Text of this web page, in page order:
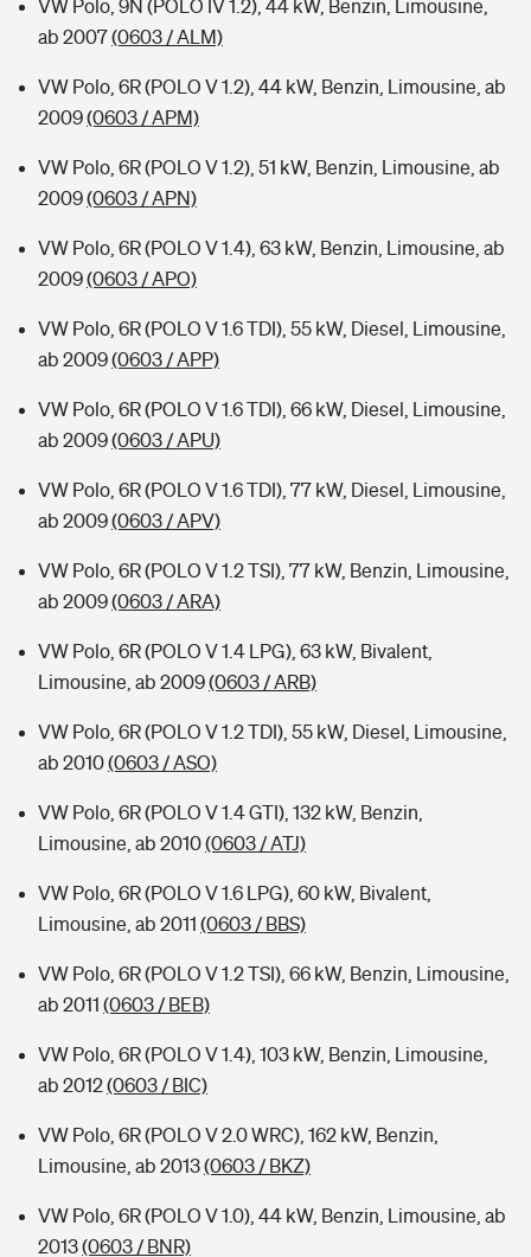
VW Polo, 9N (POLO IV 1.2), 44 kW, Benzin, Limousine,
ab 2007(0603 / ALM)
VW Polo, 6R (POLO V 1.2), 44 kW, Benzin, Limousine, ab
2009(0603 / APM)
VW Polo, 6R (POLO V 1.2), 51 kW, Benzin, Limousine, ab
2009(0603 / APN)
VW Polo, 6R (POLO V 1.4), 63 kW, Benzin, Limousine, ab
2009(0603 / APO)
VW Polo, 6R (POLO V 1.6 TDI), 55 kW, Diesel, Limousine,
ab 2009(0603 / APP)
VW Polo, 6R (POLO V 1.6 TDI), 66 kW, Diesel, Limousine,
ab 2009(0603 / APU)
VW Polo, 6R (POLO V 1.6 TDI), 77 kW, Diesel, Limousine,
ab 2009(0603 / APV)
VW Polo, 6R (POLO V 1.2 TSI), 77 kW, Benzin, Limousine,
ab 2009(0603 / ARA)
VW Polo, 6R (POLO V 1.4 LPG), 63 kW, Bivalent,
Limousine, ab 2009(0603 / ARB)
VW Polo, 6R (POLO V 1.2 TDI), 55 kW, Diesel, Limousine,
ab 2010(0603 / ASO)
VW Polo, 6R (POLO V 1.4 GTI), 132 kW, Benzin,
Limousine, ab 2010(0603 / ATJ)
VW Polo, 6R (POLO V 1.6 LPG), 60 kW, Bivalent,
Limousine, ab 2011 (0603 / BBS)
VW Polo, 6R (POLO V 1.2 TSI), 66 kW, Benzin, Limousine,
ab 2011 (0603 / BEB)
VW Polo, 6R (POLO V 1.4), 103 kW, Benzin, Limousine,
ab 2012(0603 / BIC)
VW Polo, 6R (POLO V 2.0 WRC), 162 kW, Benzin,
Limousine, ab 2013(0603 / BKZ)
VW Polo, 6R (POLO V 1.0), 44 kW, Benzin, Limousine, ab
2013(0603 / BNR)